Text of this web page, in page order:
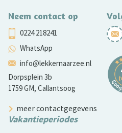
Neem contact op
0224 218241
WhatsApp
info@lekkernaarzee.nl
Dorpsplein 3b
1759 GM, Callantsoog
meer contactgegevens
Vakantieperiodes